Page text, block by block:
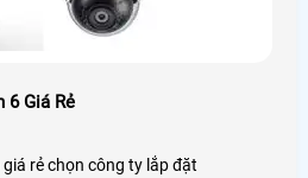
6 Giá Rẻ
rẻ chọn công ty lắp đặt